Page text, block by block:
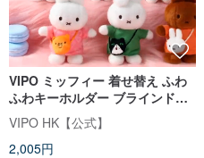
VIPO ミッフィー 着せ替え ふわ
ふわキーホルダー ブラインドボ
ックス (ランダムパッケージ)
MIF37560
VIPO HK【公式】
2,005円